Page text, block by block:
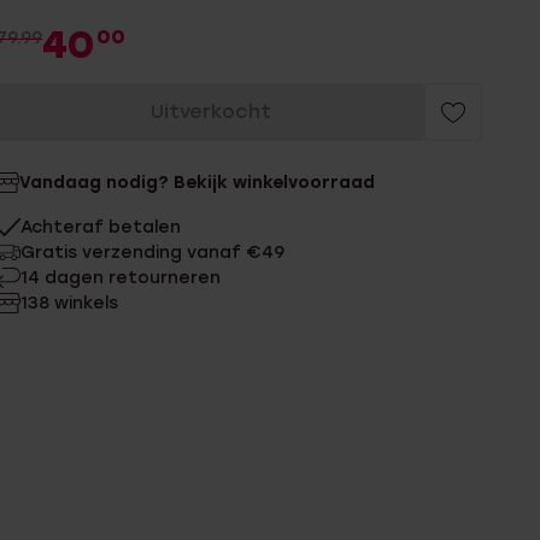
40 00
Uitverkocht
Vandaag nodig? Bekijk winkelvoorraad
Achteraf betalen
Gratis verzending vanaf €49
14 dagen retourneren
138 winkels